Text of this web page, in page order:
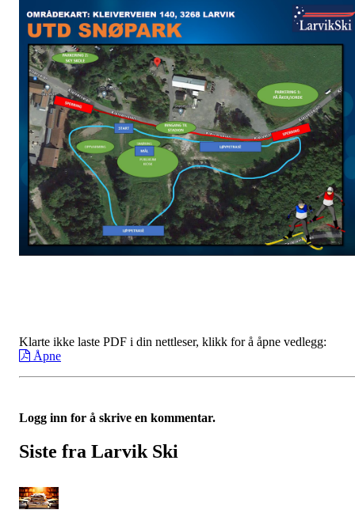
Klarte ikke laste PDF i din nettleser, klikk for å åpne vedlegg:
Åpne
Logg inn for å skrive en kommentar.
Siste fra Larvik Ski